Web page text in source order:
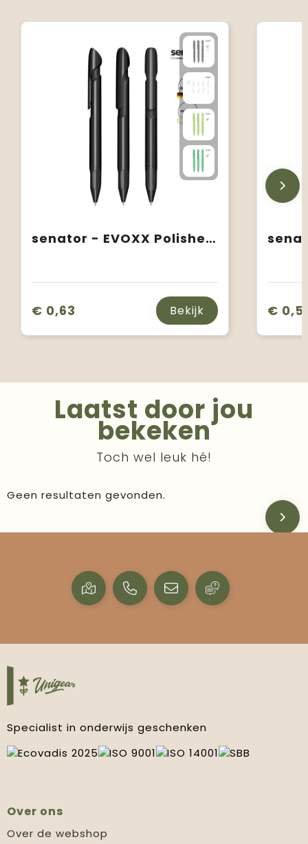
senator - EVOXX Polished Recycled balpen
€ 0,63 Bekijk €
Laatst door jou
bekeken
Toch wel leuk hé!
Geen resultaten gevonden.
Specialist in onderwijs geschenken
Over ons
Over de webshop